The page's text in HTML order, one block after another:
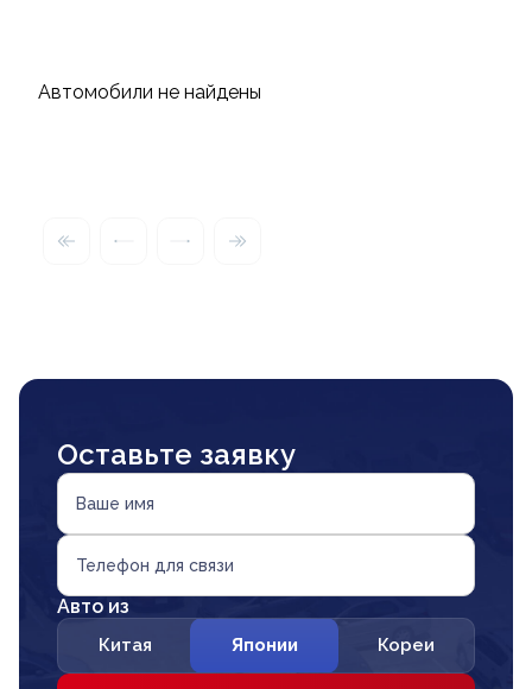
Автомобили не найдены
Оставьте заявку
Ваше имя
Телефон для связи
Авто из
Китая Японии Кореи